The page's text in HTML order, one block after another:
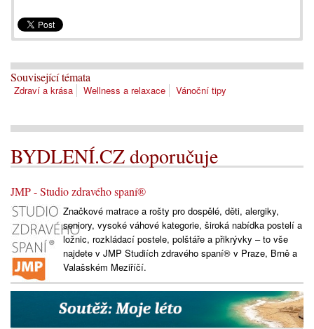
Související témata
Zdraví a krása Wellness a relaxace Vánoční tipy
BYDLENÍ.CZ doporučuje
JMP - Studio zdravého spaní®
Značkové matrace a rošty pro dospělé, děti, alergiky,
seniory, vysoké váhové kategorie, široká nabídka postelí a
ložnic, rozkládací postele, polštáře a přikrývky – to vše
najdete v JMP Studiích zdravého spaní® v Praze, Brně a
Valašském Meziříčí.